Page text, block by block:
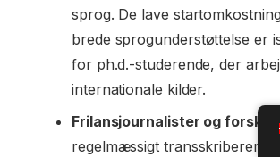
sprog. De lave
brede sprogunderstøttelse er
for ph.d.-studerende, der
internationale kilder.
Frilansjournalister og
regelmæssigt transskriberer